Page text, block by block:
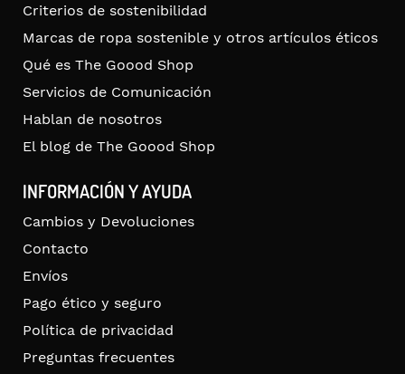
Criterios de sostenibilidad
Marcas de ropa sostenible y otros artículos éticos
Qué es The Goood Shop
Servicios de Comunicación
Hablan de nosotros
El blog de The Goood Shop
INFORMACIÓN Y AYUDA
Cambios y Devoluciones
Contacto
Envíos
Pago ético y seguro
Política de privacidad
Preguntas frecuentes